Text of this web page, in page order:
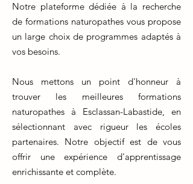
Notre plateforme dédiée à la recherche
de formations naturopathes vous propose
un large choix de programmes adaptés à
vos besoins.
Nous mettons un point d'honneur à
trouver les meilleures formations
naturopathes à Esclassan-Labastide, en
sélectionnant avec rigueur les écoles
partenaires. Notre objectif est de vous
offrir une expérience d'apprentissage
enrichissante et complète.